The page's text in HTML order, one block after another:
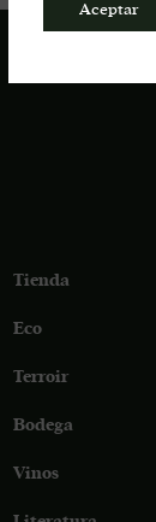
Tienda
Eco
Terroir
Bodega
Vinos
Aceptar